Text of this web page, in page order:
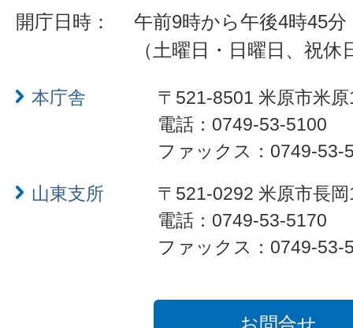
開庁日時：
午前9時から午後4時45分
（土曜日・日曜日、祝
本庁舎
〒521-8501 米原市米
電話：0749-53-5100
ファックス：0749-53-
山東支所
〒521-0292 米原市長
電話：0749-53-5170
ファックス：0749-53-
お問合せ